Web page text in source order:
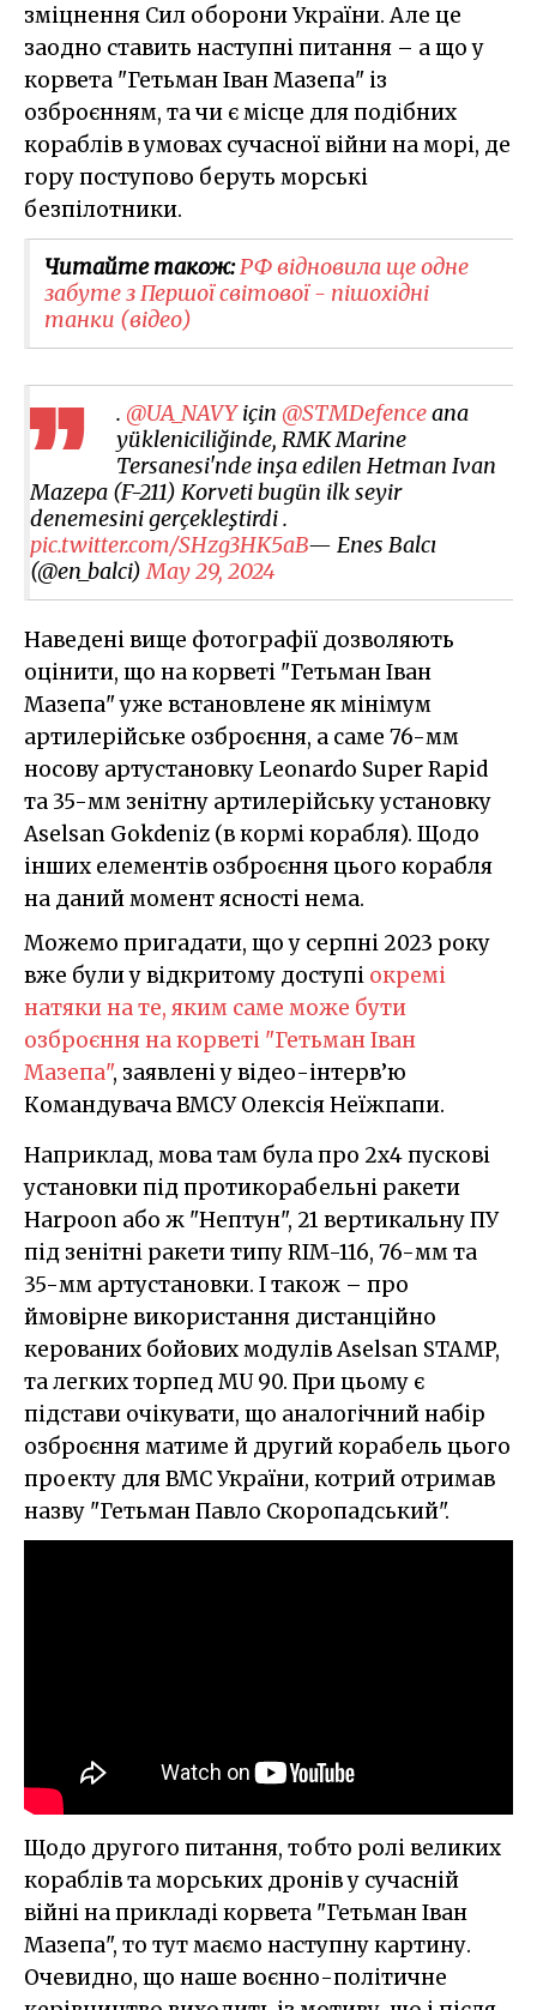
зміцнення Сил оборони України. Але це
заодно ставить наступні питання – а що у
корвета "Гетьман Іван Мазепа" із
озброєнням, та чи є місце для подібних
кораблів в умовах сучасної війни на морі, де
гору поступово беруть морські
безпілотники.
Читайте також:РФ відновила ще одне
забуте з Першої світової - пішохідні
танки (відео)
. @UA_NAVYiçin @STMDefenceana
yükleniciliğinde, RMK Marine
Tersanesi'nde inşa edilen Hetman Ivan
Mazepa (F-211) Korveti bugün ilk seyir
denemesini gerçekleştirdi .
pic.twitter.com/SHzg3HK5aB— Enes Balcı
(@en_balci)May 29, 2024
Наведені вище фотографії дозволяють
оцінити, що на корветі "Гетьман Іван
Мазепа" уже встановлене як мінімум
артилерійське озброєння, а саме 76-мм
носову артустановку Leonardo Super Rapid
та 35-мм зенітну артилерійську установку
Aselsan Gokdeniz (в кормі корабля). Щодо
інших елементів озброєння цього корабля
на даний момент ясності нема.
Можемо пригадати, що у серпні 2023 року
вже були у відкритому доступі окремі
натяки на те, яким саме може бути
озброєння на корветі "Гетьман Іван
Мазепа", заявлені у відео-інтерв’ю
Командувача ВМСУ Олексія Неїжпапи.
Наприклад, мова там була про 2х4 пускові
установки під протикорабельні ракети
Harpoon або ж "Нептун", 21 вертикальну ПУ
під зенітні ракети типу RIM-116, 76-мм та
35-мм артустановки. І також – про
ймовірне використання дистанційно
керованих бойових модулів Aselsan STAMP,
та легких торпед MU 90. При цьому є
підстави очікувати, що аналогічний набір
озброєння матиме й другий корабель цього
проекту для ВМС України, котрий отримав
назву "Гетьман Павло Скоропадський".
Щодо другого питання, тобто ролі великих
кораблів та морських дронів у сучасній
війні на прикладі корвета "Гетьман Іван
Мазепа", то тут маємо наступну картину.
Очевидно, що наше воєнно-політичне